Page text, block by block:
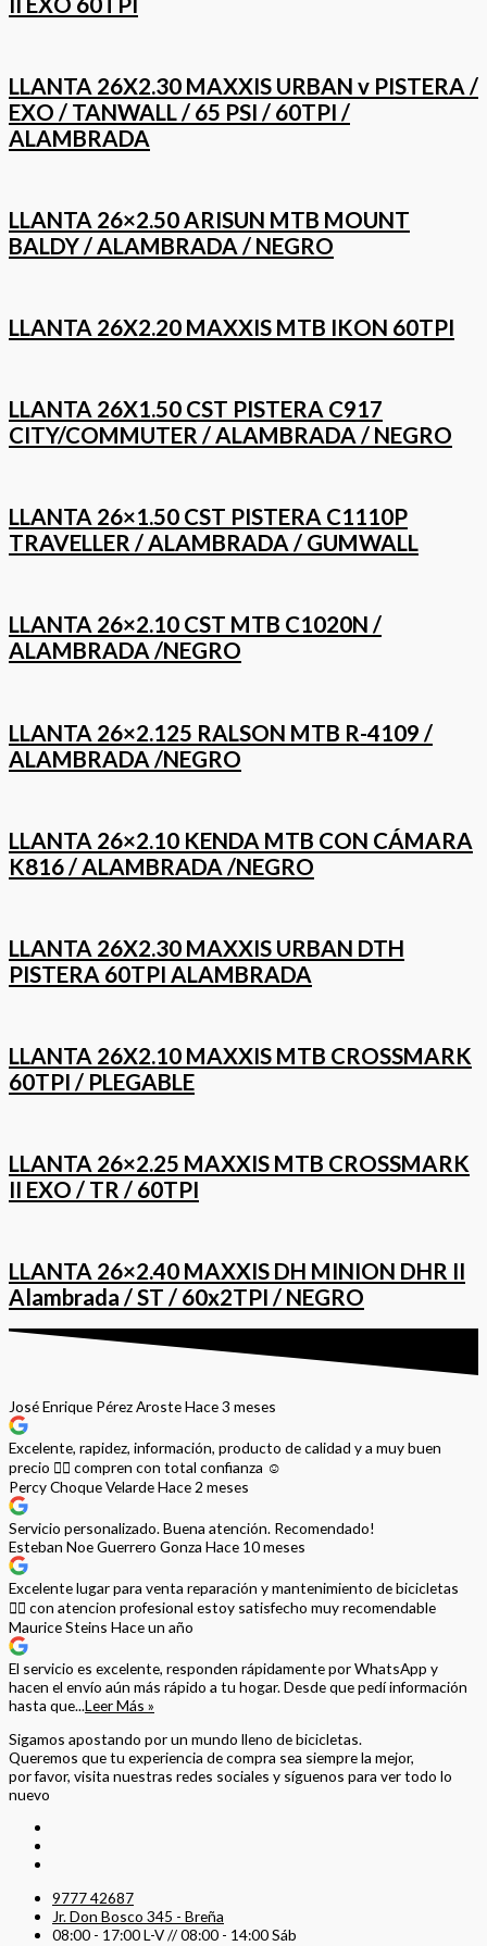
LLANTA 26X2.30 MAXXIS URBAN v PISTERA /
EXO / TANWALL / 65 PSI / 60TPI /
ALAMBRADA
LLANTA 26×2.50 ARISUN MTB MOUNT
BALDY / ALAMBRADA / NEGRO
LLANTA 26X2.20 MAXXIS MTB IKON 60TPI
LLANTA 26X1.50 CST PISTERA C917
CITY/COMMUTER / ALAMBRADA / NEGRO
LLANTA 26×1.50 CST PISTERA C1110P
TRAVELLER / ALAMBRADA / GUMWALL
LLANTA 26×2.10 CST MTB C1020N /
ALAMBRADA /NEGRO
LLANTA 26×2.125 RALSON MTB R-4109 /
ALAMBRADA /NEGRO
LLANTA 26×2.10 KENDA MTB CON CÁMARA
K816 / ALAMBRADA /NEGRO
LLANTA 26X2.30 MAXXIS URBAN DTH
PISTERA 60TPI ALAMBRADA
LLANTA 26X2.10 MAXXIS MTB CROSSMARK
60TPI / PLEGABLE
LLANTA 26×2.25 MAXXIS MTB CROSSMARK
II EXO / TR / 60TPI
LLANTA 26×2.40 MAXXIS DH MINION DHR II
Alambrada / ST / 60x2TPI / NEGRO
José Enrique Pérez ArosteHace 3 meses
Excelente, rapidez, información, producto de calidad y a muy buen
precio 👌🏻 compren con total confianza ☺️
Percy Choque VelardeHace 2 meses
Servicio personalizado. Buena atención. Recomendado!
Esteban Noe Guerrero Gonza Hace 10 meses
Excelente lugar para venta reparación y mantenimiento de bicicletas
🚵‍♀️ con atencion profesional estoy satisfecho muy recomendable
Maurice Steins Hace un año
El servicio es excelente, responden rápidamente por WhatsApp y
hacen el envío aún más rápido a tu hogar. Desde que pedí información
hasta que...Leer Más »
Sigamos apostando por un mundo lleno de bicicletas.
Queremos que tu experiencia de compra sea siempre la mejor,
por favor, visita nuestras redes sociales y síguenos para ver todo lo
nuevo
9777 42687
Jr. Don Bosco 345 - Breña
08:00 - 17:00 L-V // 08:00 - 14:00 Sáb